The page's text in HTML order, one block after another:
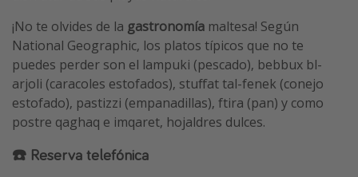
¡No te olvides de la gastronomía maltesa! Según
National Geographic, los platos típicos que no te
puedes perder son el lampuki (pescado), bebbux bl-
arjoli (caracoles estofados), stuffat tal-fenek (conejo
estofado), pastizzi (empanadillas), ftira (pan) y como
postre qaghaq e imqaret, hojaldres dulces.
☎️ Reserva telefónica